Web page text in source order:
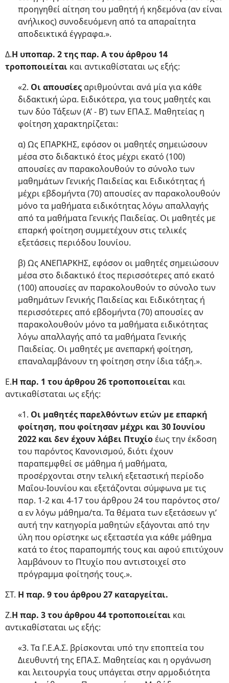
προηγηθεί αίτηση του μαθητή ή κηδεμόνα (αν είναι
ανήλικος) συνοδευόμενη από τα απαραίτητα
αποδεικτικά έγγραφα.».
Δ.Η υποπαρ. 2 της παρ. Α του άρθρου 14
τροποποιείται και αντικαθίσταται ως εξής:
«2. Οι απουσίεςαριθμούνται ανά μία για κάθε
διδακτική ώρα. Ειδικότερα, για τους μαθητές και
των δύο Τάξεων (Α’ - Β’) των ΕΠΑ.Σ. Μαθητείας η
φοίτηση χαρακτηρίζεται:
α) Ως ΕΠΑΡΚΗΣ, εφόσον οι μαθητές σημειώσουν
μέσα στο διδακτικό έτος μέχρι εκατό (100)
απουσίες αν παρακολουθούν το σύνολο των
μαθημάτων Γενικής Παιδείας και Ειδικότητας ή
μέχρι εβδομήντα (70) απουσίες αν παρακολουθούν
μόνο τα μαθήματα ειδικότητας λόγω απαλλαγής
από τα μαθήματα Γενικής Παιδείας. Οι μαθητές με
επαρκή φοίτηση συμμετέχουν στις τελικές
εξετάσεις περιόδου Ιουνίου.
β) Ως ΑΝΕΠΑΡΚΗΣ, εφόσον οι μαθητές σημειώσουν
μέσα στο διδακτικό έτος περισσότερες από εκατό
(100) απουσίες αν παρακολουθούν το σύνολο των
μαθημάτων Γενικής Παιδείας και Ειδικότητας ή
περισσότερες από εβδομήντα (70) απουσίες αν
παρακολουθούν μόνο τα μαθήματα ειδικότητας
λόγω απαλλαγής από τα μαθήματα Γενικής
Παιδείας. Οι μαθητές με ανεπαρκή φοίτηση,
επαναλαμβάνουν τη φοίτηση στην ίδια τάξη.».
Ε.Η παρ. 1 του άρθρου 26 τροποποιείται και
αντικαθίσταται ως εξής:
«1. Οι μαθητές παρελθόντων ετών με επαρκή
φοίτηση, που φοίτησαν μέχρι και 30 Ιουνίου
2022 και δεν έχουν λάβει Πτυχίοέως την έκδοση
του παρόντος Κανονισμού, διότι έχουν
παραπεμφθεί σε μάθημα ή μαθήματα,
προσέρχονται στην τελική εξεταστική περίοδο
Μαΐου-Ιουνίου και εξετάζονται σύμφωνα με τις
παρ. 1-2 και 4-17 του άρθρου 24 του παρόντος στο/
α εν λόγω μάθημα/τα. Τα θέματα των εξετάσεων γι’
αυτή την κατηγορία μαθητών εξάγονται από την
ύλη που ορίστηκε ως εξεταστέα για κάθε μάθημα
κατά το έτος παραπομπής τους και αφού επιτύχουν
λαμβάνουν το Πτυχίο που αντιστοιχεί στο
πρόγραμμα φοίτησής τους.».
ΣΤ. Η παρ. 9 του άρθρου 27 καταργείται.
Ζ.Η παρ. 3 του άρθρου 44 τροποποιείται και
αντικαθίσταται ως εξής:
«3. Τα Γ.Ε.Α.Σ. βρίσκονται υπό την εποπτεία του
Διευθυντή της ΕΠΑ.Σ. Μαθητείας και η οργάνωση
και λειτουργία τους υπάγεται στην αρμοδιότητα